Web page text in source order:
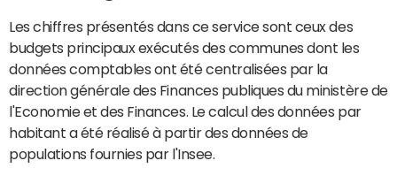
Les chiffres présentés dans ce service sont ceux des
budgets principaux exécutés des communes dont les
données comptables ont été centralisées par la
direction générale des Finances publiques du ministère de
l'Economie et des Finances. Le calcul des données par
habitant a été réalisé à partir des données de
populations fournies par l'Insee.